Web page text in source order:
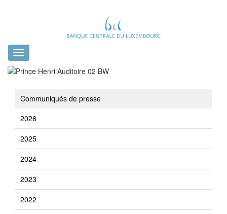
Toggle
navigation
Communiqués de presse
2026
2025
2024
2023
2022